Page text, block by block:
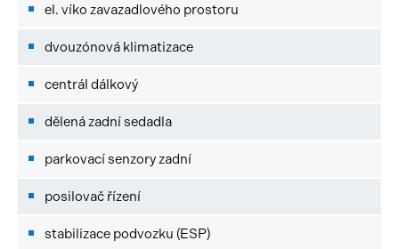
el. víko zavazadlového prostoru
dvouzónová klimatizace
centrál dálkový
dělená zadní sedadla
parkovací senzory zadní
posilovač řízení
stabilizace podvozku (ESP)